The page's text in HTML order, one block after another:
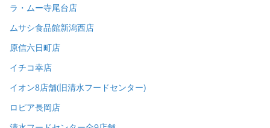
ラ・ムー寺尾台店
ムサシ食品館新潟西店
原信六日町店
イチコ幸店
イオン8店舗(旧清水フードセンター)
ロピア長岡店